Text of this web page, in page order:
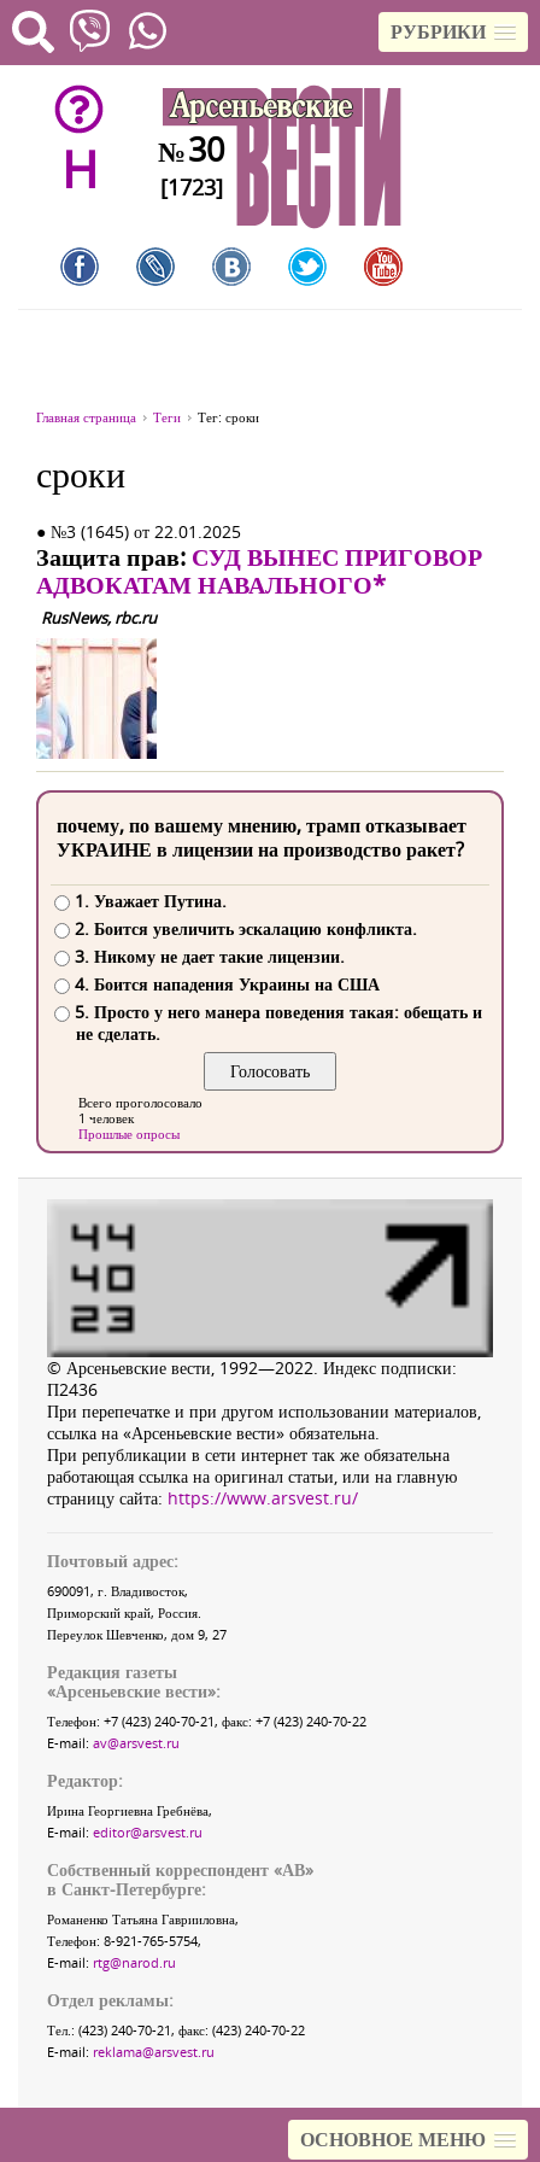
РУБРИКИ
ОСНОВНОЕ МЕНЮ
H №30
[1723]
Главная страница Теги Тег: сроки
сроки
● №3 (1645) от 22.01.2025
Защита прав: СУД ВЫНЕС ПРИГОВОР
АДВОКАТАМ НАВАЛЬНОГО*
RusNews, rbc.ru
почему, по вашему мнению, трамп отказывает
УКРАИНЕ в лицензии на производство ракет?
1. Уважает Путина.
2. Боится увеличить эскалацию конфликта.
3. Никому не дает такие лицензии.
4. Боится нападения Украины на США
5. Просто у него манера поведения такая: обещать и
не сделать.
Всего проголосовало
1 человек
Прошлые опросы
© Арсеньевские вести, 1992—2022. Индекс подписки:
П2436
При перепечатке и при другом использовании материалов,
ссылка на «Арсеньевские вести» обязательна.
При републикации в сети интернет так же обязательна
работающая ссылка на оригинал статьи, или на главную
страницу сайта: https://www.arsvest.ru/
Почтовый адрес:
690091, г. Владивосток,
Приморский край, Россия
Переулок Шевченко, дом 9, 27
Редакция газеты
«Арсеньевские вести»:
Телефон: +7 (423) 240-70-21, факс: +7 (423) 240-70-22
E-mail: av@arsvest.ru
Редактор:
Ирина Георгиевна Гребнёва,
E-mail: editor@arsvest.ru
Собственный корреспондент «АВ»
в Санкт-Петербурге:
Романенко Татьяна Гаврииловна,
Телефон: 8-921-765-5754,
E-mail: rtg@narod.ru
Отдел рекламы:
Тел.: (423) 240-70-21, факс: (423) 240-70-22
E-mail: reklama@arsvest.ru